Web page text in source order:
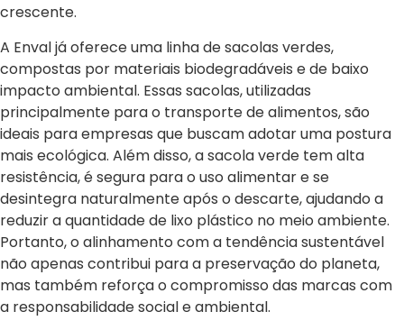
crescente.
A Enval já oferece uma linha de sacolas verdes,
compostas por materiais biodegradáveis e de baixo
impacto ambiental. Essas sacolas, utilizadas
principalmente para o transporte de alimentos, são
ideais para empresas que buscam adotar uma postura
mais ecológica. Além disso, a sacola verde tem alta
resistência, é segura para o uso alimentar e se
desintegra naturalmente após o descarte, ajudando a
reduzir a quantidade de lixo plástico no meio ambiente.
Portanto, o alinhamento com a tendência sustentável
não apenas contribui para a preservação do planeta,
mas também reforça o compromisso das marcas com
a responsabilidade social e ambiental.